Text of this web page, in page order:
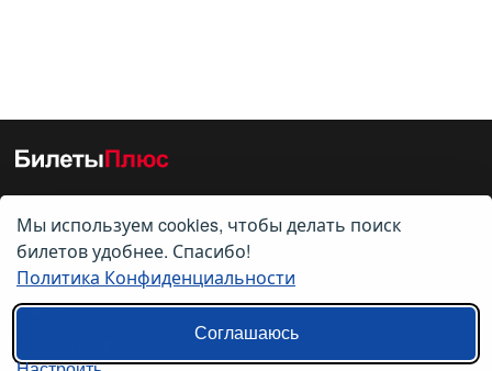
О нас
О компании
Контакты
Мы используем cookies, чтобы делать поиск
билетов удобнее. Спасибо!
Политика Конфиденциальности
Соглашаюсь